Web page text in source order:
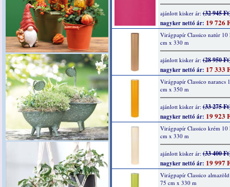
ajánlott kisker ár:(32 945
nagyker nettó ár: 19 726
Virágpapír Classico natúr 10
cm x 330 m
ajánlott kisker ár:(28 950
nagyker nettó ár: 17 333
Virágpapír Classico narancs
cm x 350 m
ajánlott kisker ár:(33 275
nagyker nettó ár: 19 923
Virágpapír Classico krém 10
cm x 330 m
ajánlott kisker ár:(33 400
nagyker nettó ár: 19 997
Virágpapír Classico
75 cm x 330 m